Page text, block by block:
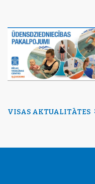
VISAS AKTUALITĀTES